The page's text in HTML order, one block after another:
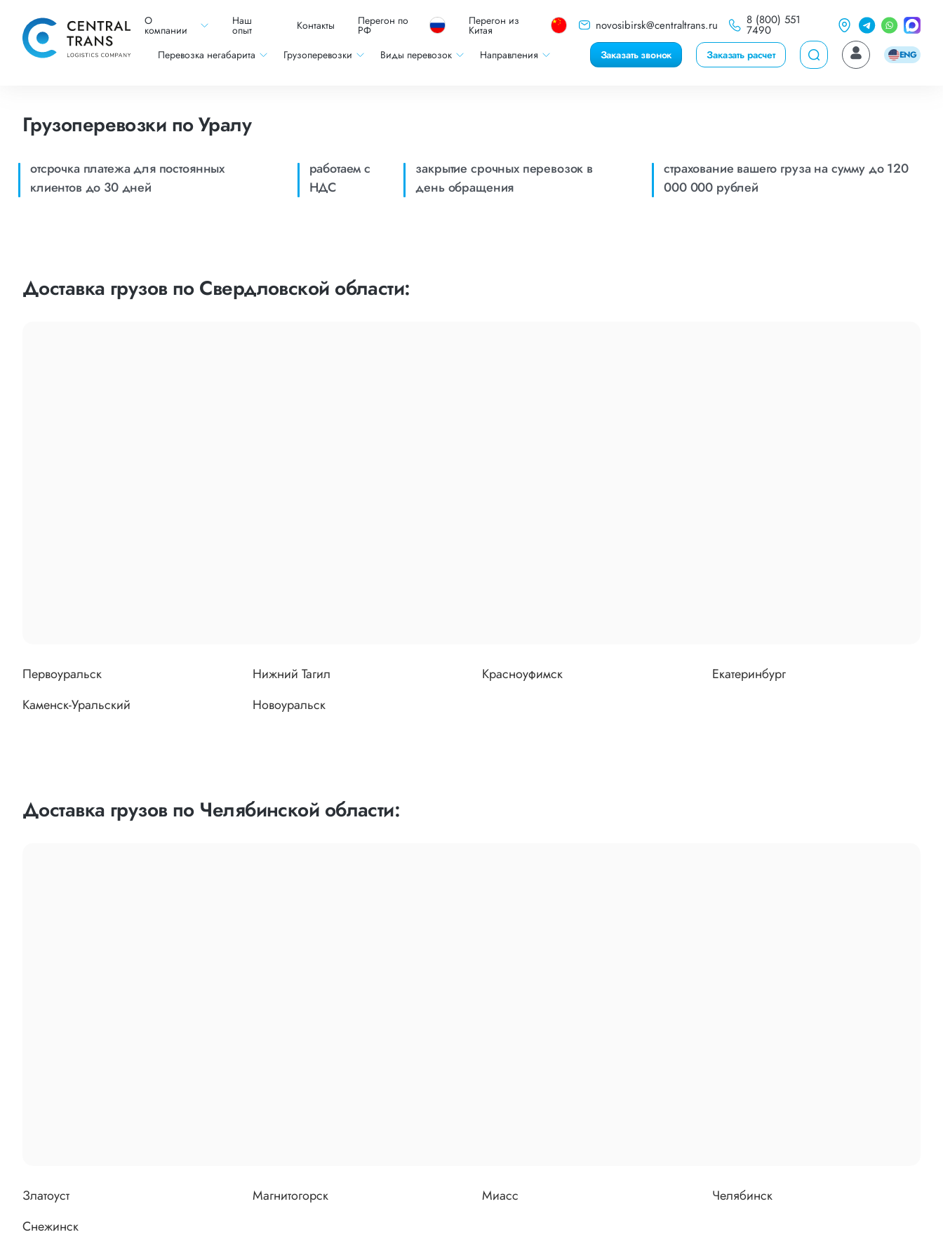
О
компании
Наш
опыт Контакты Перегон по
РФ
Перегон из
Китая novosibirsk@centraltrans.ru 8 (800) 551
7490
Перевозка негабарита Грузоперевозки Виды перевозок Направления Заказать звонок Заказать расчет ENG
Грузоперевозки по Уралу
отсрочка платежа для постоянных
клиентов до 30 дней
работаем с
НДС
закрытие срочных перевозок в
день обращения
страхование вашего груза на сумму до 120
000 000 рублей
Доставка грузов по Свердловской области:
Первоуральск Нижний Тагил Красноуфимск
Екатеринбург
Каменск-Уральский
Новоуральск
Доставка грузов по Челябинской области:
Златоуст Магнитогорск Миасс
Челябинск
Снежинск